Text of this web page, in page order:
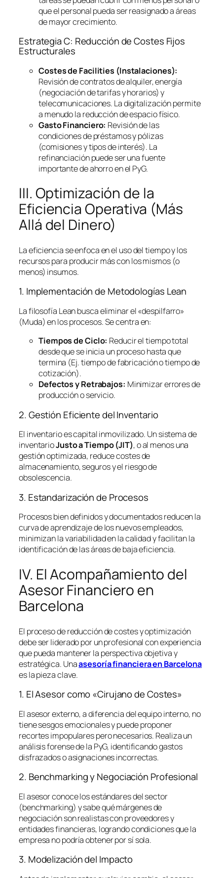
que el personal pueda ser reasignado a áreas
de mayor crecimiento.
Estrategia C: Reducción de Costes Fijos
Estructurales
Costes de Facilities (Instalaciones):
Revisión de contratos de alquiler, energía
(negociación de tarifas y horarios) y
telecomunicaciones. La digitalización permite
a menudo la reducción de espacio físico.
Gasto Financiero: Revisión de las
condiciones de préstamos y pólizas
(comisiones y tipos de interés). La
refinanciación puede ser una fuente
importante de ahorro en el PyG.
III. Optimización de la
Eficiencia Operativa (Más
Allá del Dinero)
La eficiencia se enfoca en el uso del tiempo y los
recursos para producir más con los mismos (o
menos) insumos.
1. Implementación de Metodologías Lean
La filosofía Leanbusca eliminar el «despilfarro»
(Muda) en los procesos. Se centra en:
Tiempos de Ciclo: Reducir el tiempo total
desde que se inicia un proceso hasta que
termina (Ej. tiempo de fabricación o tiempo de
cotización).
Defectos y Retrabajos: Minimizar errores de
producción o servicio.
2. Gestión Eficiente del Inventario
El inventario es capital inmovilizado. Un sistema de
inventarioJusto a Tiempo (JIT), o al menos una
gestión optimizada, reduce costes de
almacenamiento, seguros y el riesgo de
obsolescencia.
3. Estandarización de Procesos
Procesos bien definidos y documentados reducen la
curva de aprendizaje de los nuevos empleados,
minimizan la variabilidad en la calidad y facilitan la
identificación de las áreas de baja eficiencia.
IV. El Acompañamiento del
Asesor Financiero en
Barcelona
El proceso de reducción de costes y optimización
debe ser liderado por un profesional con experiencia
que pueda mantener la perspectiva objetiva y
estratégica. Unaasesoría financiera en Barcelona
es la pieza clave.
1. El Asesor como «Cirujano de Costes»
El asesor externo, a diferencia del equipo interno, no
tiene sesgos emocionales y puede proponer
recortes impopulares pero necesarios. Realiza un
análisis forense de la PyG, identificando gastos
disfrazados o asignaciones incorrectas.
2. Benchmarking y Negociación Profesional
El asesor conoce los estándares del sector
(benchmarking) y sabe qué márgenes de
negociación son realistas con proveedores y
entidades financieras, logrando condiciones que la
empresa no podría obtener por sí sola.
3. Modelización del Impacto